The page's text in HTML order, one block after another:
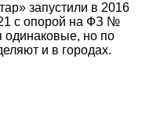
запустили в 2016
с опорой на ФЗ №
одинаковые, но по
и в городах.